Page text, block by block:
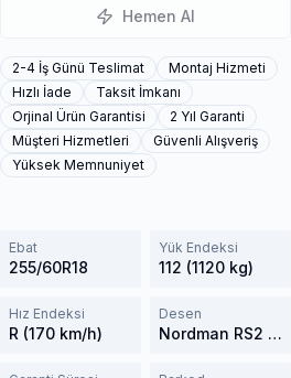
Hemen Al
2-4 İş Günü Teslimat
Montaj Hizmeti
Hızlı İade
Taksit İmkanı
Orjinal Ürün Garantisi
2 Yıl Garanti
Müşteri Hizmetleri
Güvenli Alışveriş
Yüksek Memnuniyet
Ebat
255/60R18
Yük Endeksi
112 (1120 kg)
Hız Endeksi
R (170 km/h)
Desen
Nordman RS2 SUV